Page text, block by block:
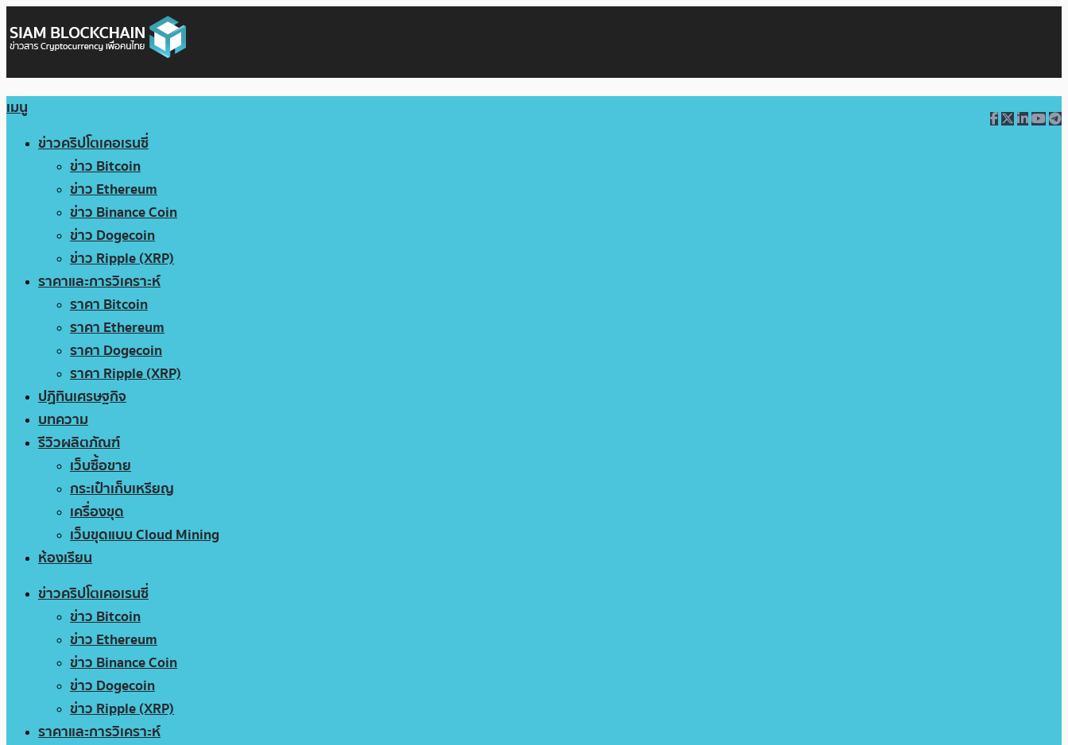
เมนู
ข่าวคริปโตเคอเรนซี่
ข่าว Bitcoin
ข่าว Ethereum
ข่าว Binance Coin
ข่าว Dogecoin
ข่าว Ripple (XRP)
ราคาและการวิเคราะห์
ราคา Bitcoin
ราคา Ethereum
ราคา Dogecoin
ราคา Ripple (XRP)
ปฏิทินเศรษฐกิจ
บทความ
รีวิวผลิตภัณฑ์
เว็บซื้อขาย
กระเป๋าเก็บเหรียญ
เครื่องขุด
เว็บขุดแบบ Cloud Mining
ห้องเรียน
ข่าวคริปโตเคอเรนซี่
ข่าว Bitcoin
ข่าว Ethereum
ข่าว Binance Coin
ข่าว Dogecoin
ข่าว Ripple (XRP)
ราคาและการวิเคราะห์